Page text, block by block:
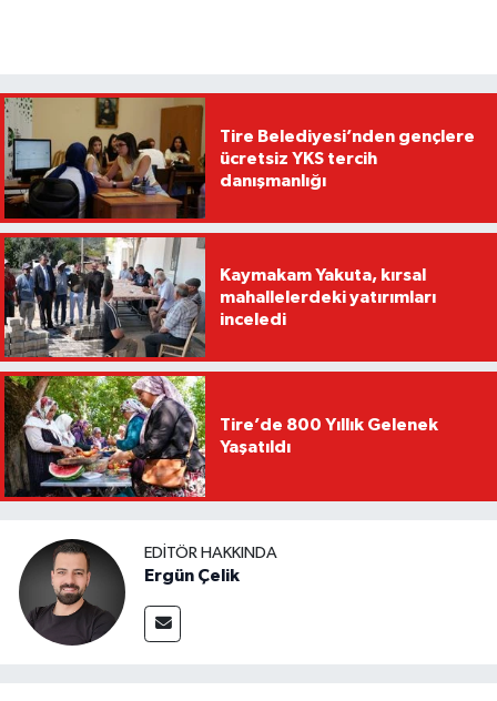
Tire Belediyesi’nden gençlere
ücretsiz YKS tercih
danışmanlığı
Kaymakam Yakuta, kırsal
mahallelerdeki yatırımları
inceledi
Tire’de 800 Yıllık Gelenek
Yaşatıldı
EDITÖR HAKKINDA
Ergün Çelik